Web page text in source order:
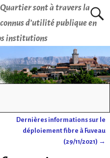
sont à travers la
d’utilité publique en
institutions
Dernières informations sur le
déploiement fibre à Fuveau
(29/11/2021) →